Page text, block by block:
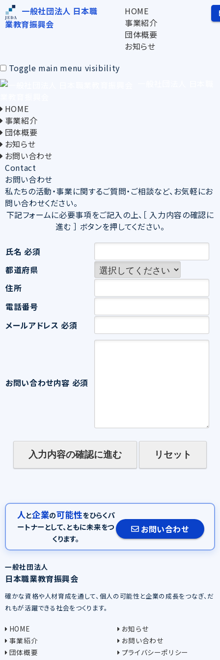
一般社団法人 日本職
業教育振興会
HOME
事業紹介
団体概要
お知らせ
Toggle main menu visibility
HOME
事業紹介
団体概要
お知らせ
お問い合わせ
Contact
お問い合わせ
私たちの活動・事業に関するご質問・ご相談など、お気軽にお
問い合わせください。
下記フォームに必要事項をご記入の上、［ 入力内容の確認に
進む ］ ボタンを押してください。
氏名 必須
都道府県
住所
電話番号
メールアドレス必須
お問い合わせ内容 必須
人と企業の可能性をひらくパ
ートナーとして、ともに未来をつ
くります。
お問い合わせ
一般社団法人
日本職業教育振興会
確かな資格や人材育成を通して、個人の可能性と企業の成長をつなぎ、だ
れもが活躍できる社会をつくります。
HOME
事業紹介
団体概要
お知らせ
お問い合わせ
プライバシーポリシー